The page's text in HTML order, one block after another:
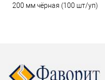
200 мм чёрная (100 шт/уп)